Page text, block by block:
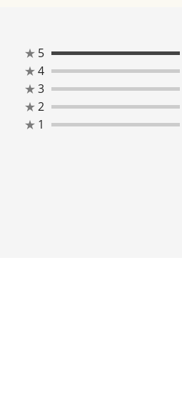
★ 5
★4
★3
★2
★ 1